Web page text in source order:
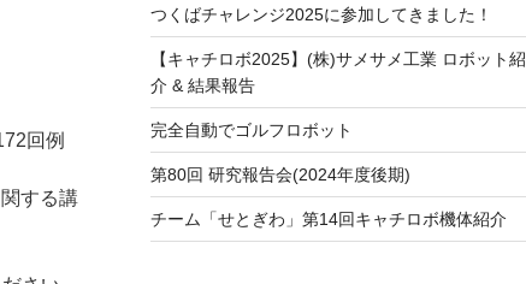
回例
する講
つくばチャレンジ2025に参加してきました！
【キャチロボ2025】(株)サメサメ工業 ロボット紹
介 & 結果報告
完全自動でゴルフロボット
第80回 研究報告会(2024年度後期)
チーム「せとぎわ」第14回キャチロボ機体紹介